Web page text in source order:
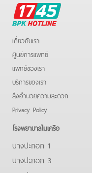
BPK
Hotline
เกี่ยวกับเรา
ศูนย์การแพทย์
แพทย์ของเรา
บริการของเรา
สิ่งอำนวยความสะดวก
Privacy Policy
โรงพยาบาลในเครือ
บางปะกอก 1
บางปะกอก 3